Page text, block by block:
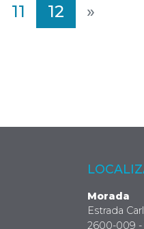
11 12 »
Morada
Estrada
2600-009 -